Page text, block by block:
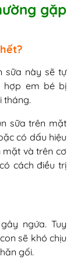
gặp
sữa này sẽ tự
hợp em bé bị
tháng.
sữa trên mặt
có dấu hiệu
mặt và trên cơ
cách điều trị
ngứa. Tuy
sẽ khó chịu
gối.